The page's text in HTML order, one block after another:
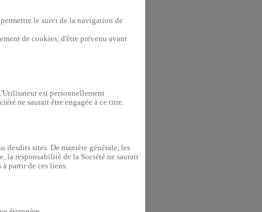
le suivi de la navigation de
de cookies, d'être prévenu avant
est personnellement
ne saurait être engagée à ce titre.
desdits sites. De manière générale, les
la responsabilité de la Société ne saurait
partir de ces liens.